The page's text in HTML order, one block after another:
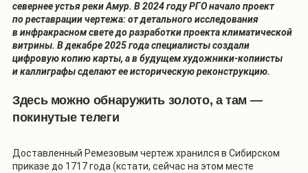
севернее устья реки Амур. В 2024 году РГО начало проект
по реставрации чертежа: от детального исследования
в инфракрасном свете до разработки проекта климатической
витрины. В декабре 2025 года специалисты создали
цифровую копию карты, а в будущем художники-копиисты
и каллиграфы сделают ее историческую реконструкцию.
Здесь можно обнаружить золото, а там —
покинутые телеги
Доставленный Ремезовым чертеж хранился в Сибирском
приказе до 1717 года (кстати, сейчас на этом месте